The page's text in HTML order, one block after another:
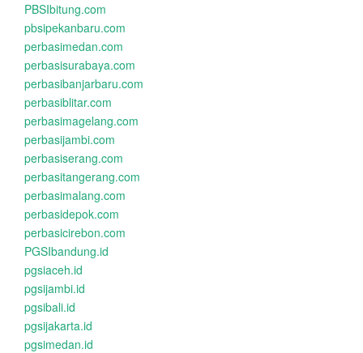
PBSIbitung.com
pbsipekanbaru.com
perbasimedan.com
perbasisurabaya.com
perbasibanjarbaru.com
perbasiblitar.com
perbasimagelang.com
perbasijambi.com
perbasiserang.com
perbasitangerang.com
perbasimalang.com
perbasidepok.com
perbasicirebon.com
PGSIbandung.id
pgsiaceh.id
pgsijambi.id
pgsibali.id
pgsijakarta.id
pgsimedan.id